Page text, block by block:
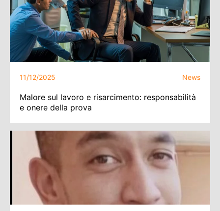
11/12/2025 News
Malore sul lavoro e risarcimento: responsabilità
e onere della prova